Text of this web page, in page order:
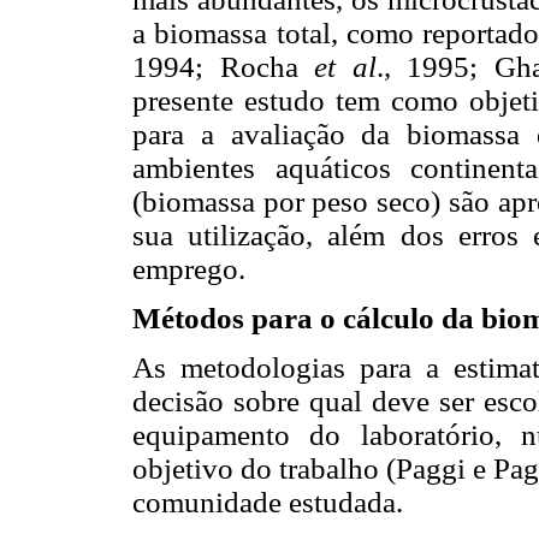
a biomassa total, como
1994; Rochaet al., 1995;
presente estudo tem como
para a avaliação da biomassa
ambientes aquáticos
(biomassa por peso seco) são
sua utilização, além dos erros
emprego.
Métodos para o cálculo da
As metodologias para a
decisão sobre qual deve ser
equipamento do laboratório,
objetivo do trabalho (Paggi e
comunidade estudada.